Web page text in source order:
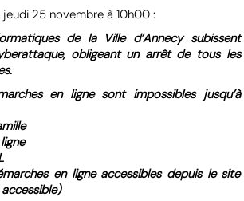
25 novembre à 10h00 :
de la Ville d’Annecy subissent
obligeant un arrêt de tous les
en ligne sont impossibles jusqu’à
en ligne accessibles depuis le site